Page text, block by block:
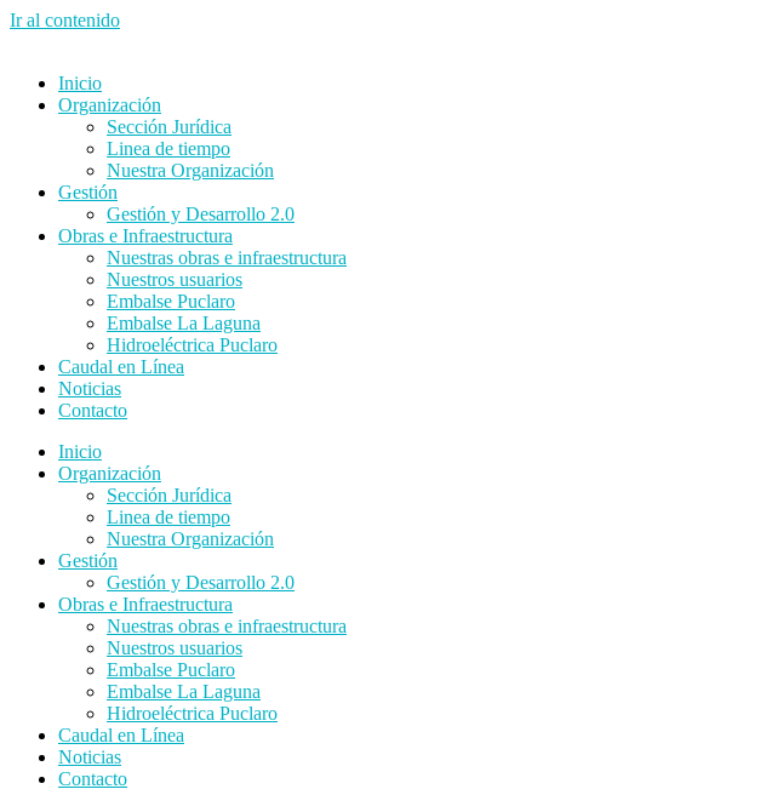
Ir al contenido
Inicio
Organización
Sección Jurídica
Linea de tiempo
Nuestra Organización
Gestión
Gestión y Desarrollo 2.0
Obras e Infraestructura
Nuestras obras e infraestructura
Nuestros usuarios
Embalse Puclaro
Embalse La Laguna
Hidroeléctrica Puclaro
Caudal en Línea
Noticias
Contacto
Inicio
Organización
Sección Jurídica
Linea de tiempo
Nuestra Organización
Gestión
Gestión y Desarrollo 2.0
Obras e Infraestructura
Nuestras obras e infraestructura
Nuestros usuarios
Embalse Puclaro
Embalse La Laguna
Hidroeléctrica Puclaro
Caudal en Línea
Noticias
Contacto